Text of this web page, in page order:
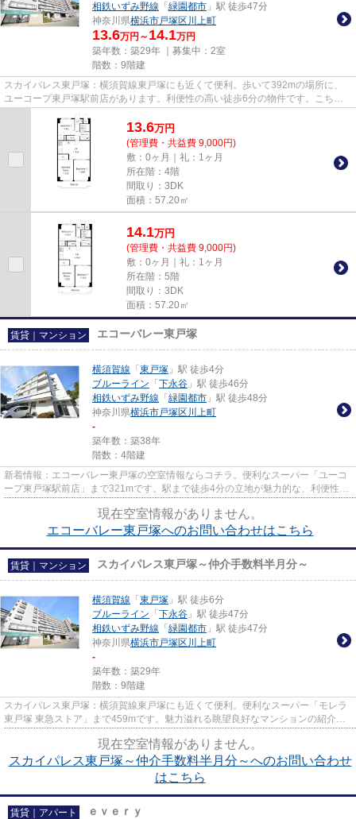
相鉄いずみ野線 「 緑園都市 」駅 徒歩47分
神奈川県横浜市戸塚区 川上町
13.6万円～ 14.1万円
築年数：築29年 ｜募集中： 2室
階数：9階建
スカイパレス東戸塚：横須賀線東戸塚にも近くて便利。歩いて392mの場所に、
ユーコープ東戸塚駅前店があります。利便性の高い徒歩6分の物件です。こちら
13.6万円
(管理費・共益費 9,000円)
敷：0ヶ月｜礼：1ヶ月
所在階：4階
間取り：3DK
面積：57.20㎡
14.1万円
(管理費・共益費 9,000円)
敷：0ヶ月｜礼：1ヶ月
所在階：5階
間取り：3DK
面積：57.20㎡
賃貸｜マンション エコーバレー東戸塚
横須賀線 「 東戸塚 」駅 徒歩4分
ブルーライン 「 下永谷 」駅 徒歩46分
相鉄いずみ野線 「 緑園都市 」駅 徒歩48分
神奈川県横浜市戸塚区 川上町
-
築年数：築38年
階数：4階建
新着情報：エコーバレー東戸塚の空室情報ならコチラ。便利なスーパー「ユーコ
ープ東戸塚駅前店」まで321mです。駅まで徒歩4分の立地が魅力的な、利便性の
現在空室情報がありません。
エコーバレー東戸塚へのお問い合わせはこちら
賃貸｜マンション スカイパレス東戸塚～仲介手数料半月分～
横須賀線 「 東戸塚 」駅 徒歩6分
ブルーライン 「 下永谷 」駅 徒歩47分
相鉄いずみ野線 「 緑園都市 」駅 徒歩47分
神奈川県横浜市戸塚区 川上町
-
築年数：築29年
階数：9階建
スカイパレス東戸塚：横須賀線東戸塚にも近くて便利。便利なスーパー「モレラ
東戸塚 東急ストア」まで459mです。魅力溢れる眺望良好なマンションの紹介は
現在空室情報がありません。
スカイパレス東戸塚～仲介手数料半月分～へのお問い合わせ
はこちら
賃貸｜アパート ｅｖｅｒｙ